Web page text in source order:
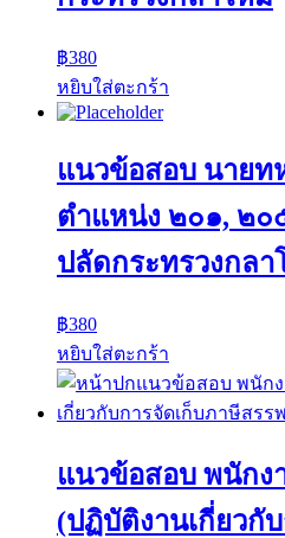
฿380
หยิบใส่ตะกร้า
แนวข้อสอบ นายท
ตำแหน่ง ๒๐๑, ๒๐
ปลัดกระทรวงกลา
฿380
หยิบใส่ตะกร้า
แนวข้อสอบ พนักง
(ปฏิบัติงานเกี่ยวกั